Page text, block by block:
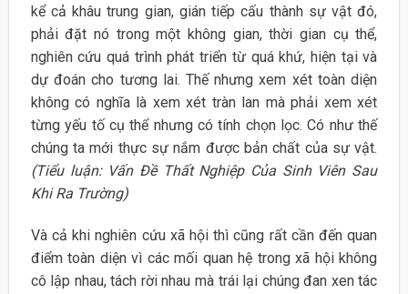
kể cả khâu trung gian, gián tiếp cấu thành sự vật đó,
phải đặt nó trong một không gian, thời gian cụ thể,
nghiên cứu quá trình phát triển từ quá khứ, hiện tại và
dự đoán cho tương lai. Thế nhưng xem xét toàn diện
không có nghĩa là xem xét tràn lan mà phải xem xét
từng yếu tố cụ thể nhưng có tính chọn lọc. Có như thế
chúng ta mới thực sự nắm được bản chất của sự vật.
(Tiểu luận: Vấn Đề Thất Nghiệp Của Sinh Viên Sau
Khi Ra Trường)
Và cả khi nghiên cứu xã hội thì cũng rất cần đến quan
điểm toàn diện vì các mối quan hệ trong xã hội không
cô lập nhau, tách rời nhau mà trái lại chúng đan xen tác